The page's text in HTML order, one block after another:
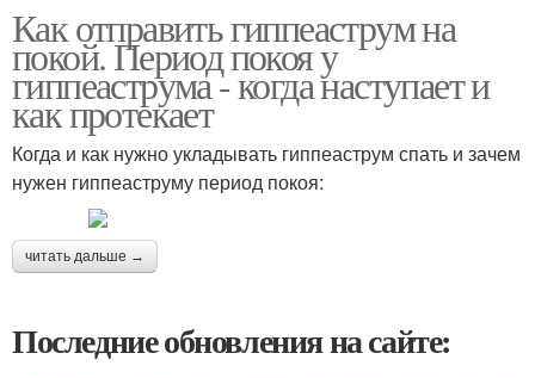
Как отправить гиппеаструм на
покой. Период покоя у
гиппеаструма - когда наступает и
как протекает
Когда и как нужно укладывать гиппеаструм спать и зачем
нужен гиппеаструму период покоя:
читать дальше →
Последние обновления на сайте: